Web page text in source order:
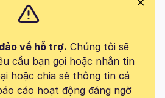
về hỗ trợ. Chúng tôi sẽ
cầu bạn gọi hoặc nhắn tin
hoặc chia sẻ thông tin cá
cáo hoạt động đáng ngờ